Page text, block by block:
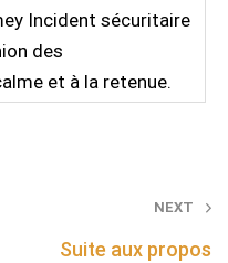
Incident sécuritaire
des
et à la retenue.
NEXT
Suite aux propos